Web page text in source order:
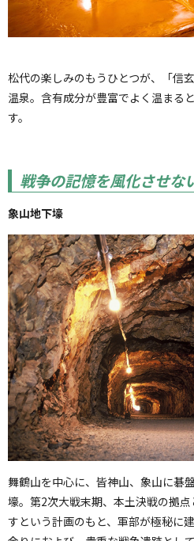
松代の楽しみのもうひとつが、「信
温泉。含有成分が豊富でよく温まる
す。
戦争の記憶を風化させな
象山地下壕
舞鶴山を中心に、皆神山、象山に碁
壕。第2次大戦末期、本土決戦の拠
すという計画のもと、軍部が極秘に